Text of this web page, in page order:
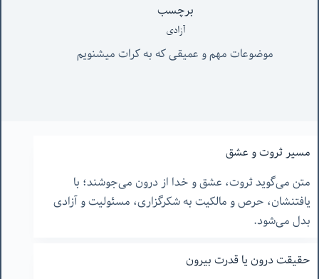
برچسب
آزادی
موضوعات مهم و عمیقی که به کرات میشنویم
مسیر ثروت و عشق
متن می‌گوید ثروت، عشق و خدا از درون می‌جوشند؛ با
یافتنشان، حرص و مالکیت به شکرگزاری، مسئولیت و آزادی
بدل می‌شود.
حقیقت درون یا قدرت بیرون